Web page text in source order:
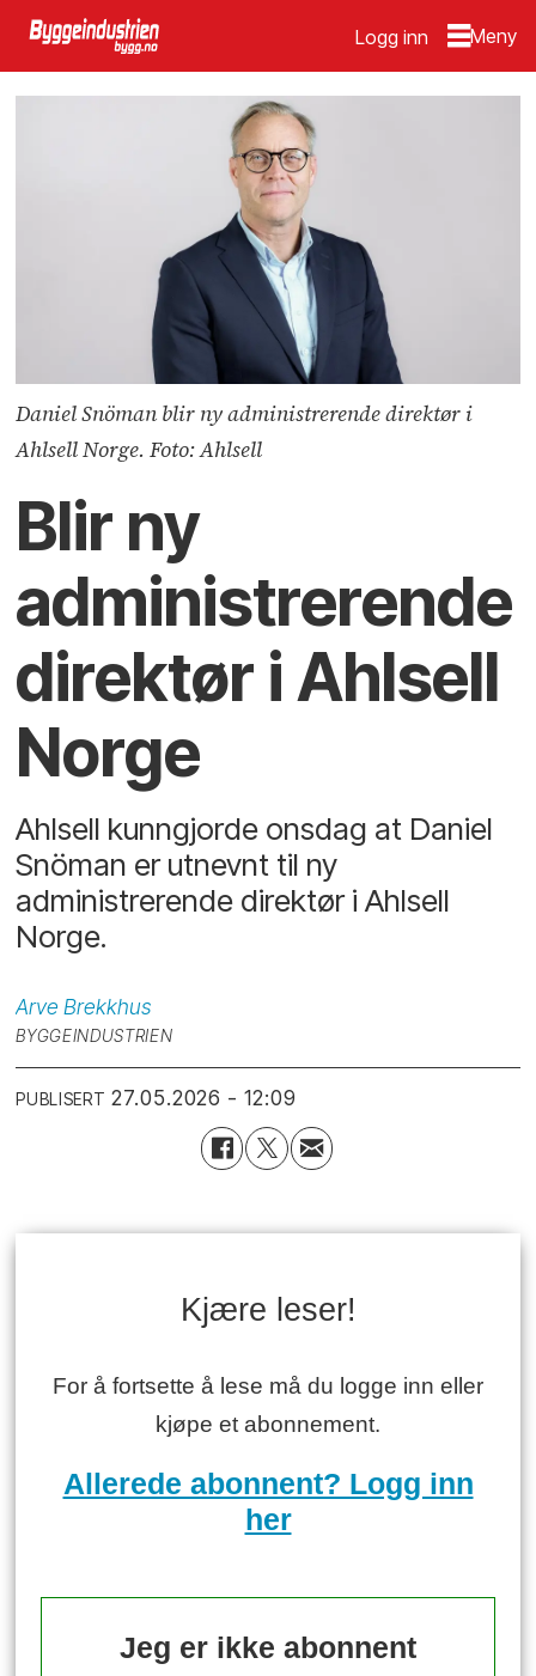
Logg inn
Daniel Snöman blir ny administrerende direktør i
Ahlsell Norge. Foto: Ahlsell
Blir ny
administrerende
direktør i Ahlsell
Norge
Ahlsell kunngjorde onsdag at Daniel
Snöman er utnevnt til ny
administrerende direktør i Ahlsell
Norge.
Arve Brekkhus
BYGGEINDUSTRIEN
PUBLISERT 27.05.2026 - 12:09
Kjære leser!
For å fortsette å lese må du logge inn eller
kjøpe et abonnement.
Allerede abonnent? Logg inn
her
Jeg er ikke abonnent